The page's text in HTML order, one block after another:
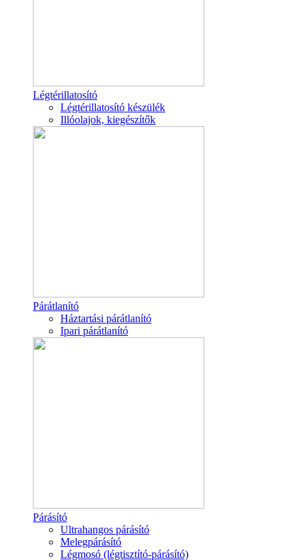
Légtérillatosító
Légtérillatosító készülék
Illóolajok, kiegészítők
Párátlanító
Háztartási párátlanító
Ipari párátlanító
Párásító
Ultrahangos párásító
Melegpárásító
Légmosó (légtisztító-párásító)